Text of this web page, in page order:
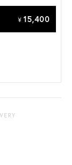
¥ 15,400